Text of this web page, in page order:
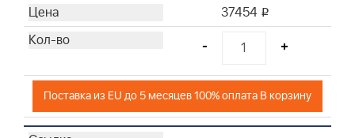
37454 i
- +
Поставка из EU до 5 месяцев 100% оплата В корзину